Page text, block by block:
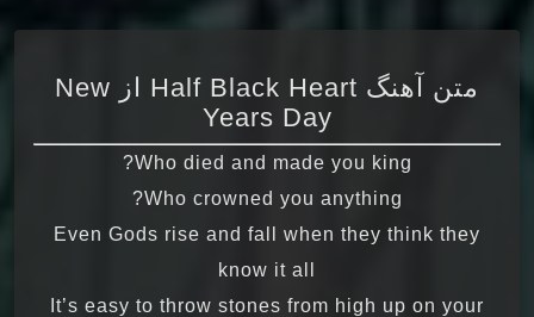
متن آهنگ Half Black Heart از New
Years Day
Who died and made you king?
Who crowned you anything?
Even Gods rise and fall when they think they
know it all
It’s easy to throw stones from high up on your